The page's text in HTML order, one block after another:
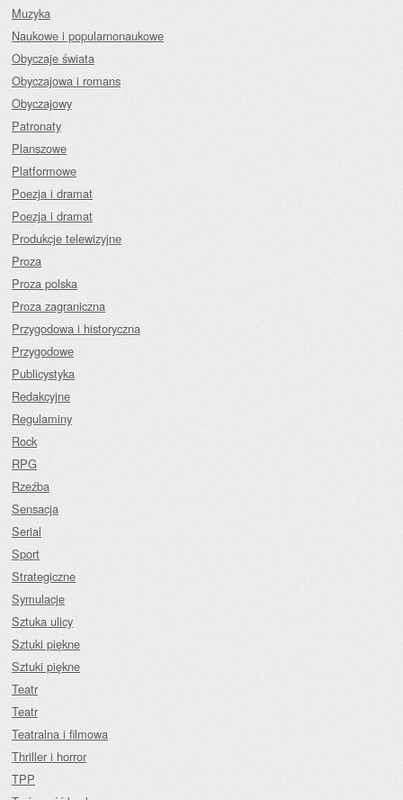
Muzyka
Naukowe i popularnonaukowe
Obyczaje świata
Obyczajowa i romans
Obyczajowy
Patronaty
Planszowe
Platformowe
Poezja i dramat
Poezja i dramat
Produkcje telewizyjne
Proza
Proza polska
Proza zagraniczna
Przygodowa i historyczna
Przygodowe
Publicystyka
Redakcyjne
Regulaminy
Rock
RPG
Rzeźba
Sensacja
Serial
Sport
Strategiczne
Symulacje
Sztuka ulicy
Sztuki piękne
Sztuki piękne
Teatr
Teatr
Teatralna i filmowa
Thriller i horror
TPP